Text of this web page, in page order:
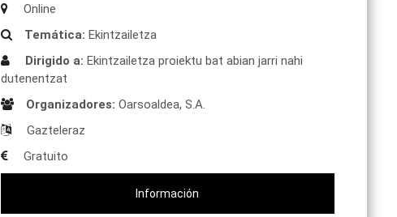
Online
Temática: Ekintzailetza
Dirigido a: Ekintzailetza proiektu bat abian jarri nahi
dutenentzat
Organizadores: Oarsoaldea, S.A.
Gazteleraz
Gratuito
Información